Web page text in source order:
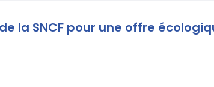
la SNCF pour une offre